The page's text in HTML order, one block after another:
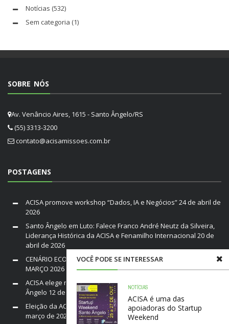
VOCÊ PODE SE INTERESSAR
NOTÍCIAS
ACISA é uma das
apoiadoras do Startup
Weekend
Notícias (532)
Sem categoria (1)
SOBRE NÓS
Av. Venâncio Aires, 1615 - Santo Ângelo/RS
(55) 3313-3200
contato@acisamissoes.com.br
POSTAGENS
ACISA promove workshop “Dados, IA e Negócios”24 de abril de
2026
Santo Ângelo em Luto: Falece Franco André Neutz da Silveira,
Liderança Histórica da ACISA e Fenamilho Internacional 20 de
abril de 2026
CENÁRIO ECONÔMICO DO BRASIL E RIO GRANDE DO SUL /
MARÇO 2026
19 de março de 2026
ACISA elege nova diretoria para a gestão 2026–2028 em Santo
Ângelo 12 de março de 2026
Eleição da ACISA Gestão 2026/28 será nesta quarta-feira
março de 2026